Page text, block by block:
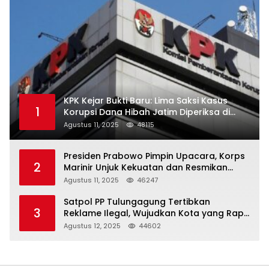
1
KPK Kejar Bukti Baru: Lima Saksi Kasus
Korupsi Dana Hibah Jatim Diperiksa di
Trenggalek
Agustus 11, 2025 48115
2
Presiden Prabowo Pimpin Upacara, Korps
Marinir Unjuk Kekuatan dan Resmikan
Struktur Baru
Agustus 11, 2025 46247
3
Satpol PP Tulungagung Tertibkan
Reklame Ilegal, Wujudkan Kota yang Rapi
dan Indah
Agustus 12, 2025 44602